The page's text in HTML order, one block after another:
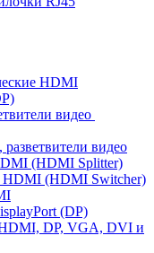
HDMI
видео
видео
(HDMI Splitter)
HDMI (HDMI Switcher)
(DP)
DP, VGA, DVI и